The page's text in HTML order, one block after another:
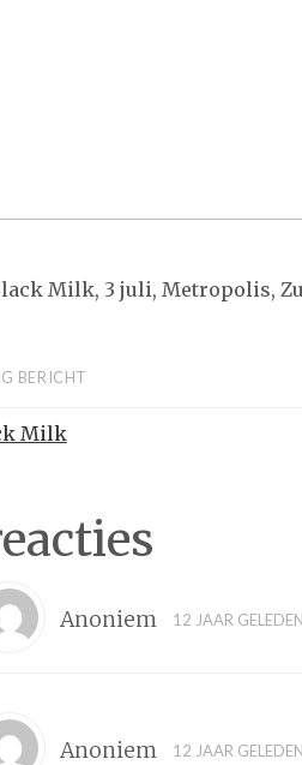
Milk, 3 juli, Metropolis,
BERICHT
Milk
Anoniem 12 JAAR GELEDEN
Anoniem 12 JAAR GELEDEN